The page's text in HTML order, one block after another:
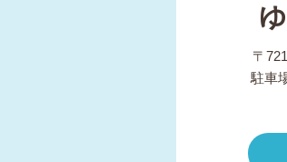
〒
駐車